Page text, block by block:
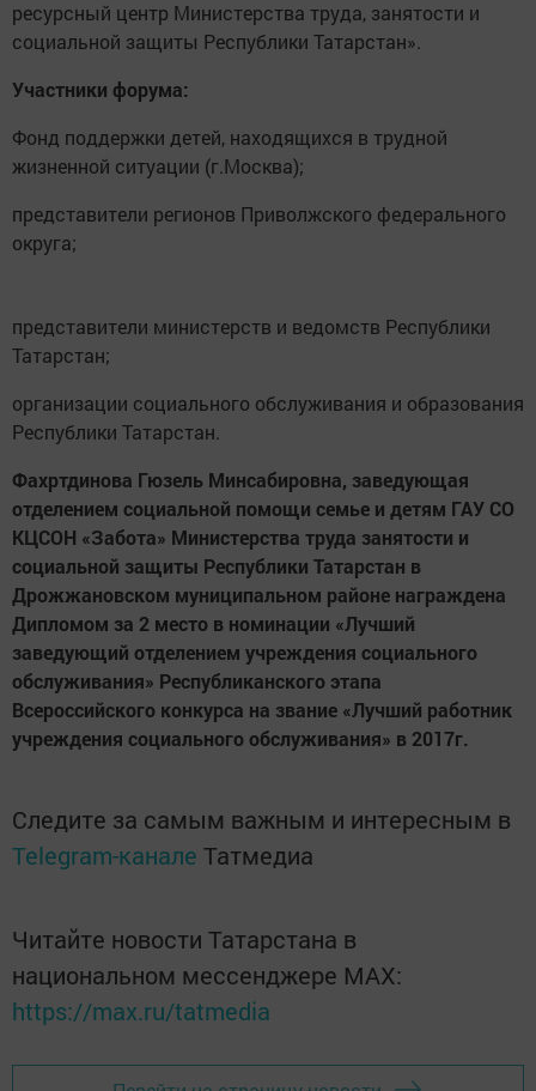
ресурсный центр Министерства труда, занятости и
социальной защиты Республики Татарстан».
Участники форума:
Фонд поддержки детей, находящихся в трудной
жизненной ситуации (г.Москва);
представители регионов Приволжского федерального
округа;
представители министерств и ведомств Республики
Татарстан;
организации социального обслуживания и образования
Республики Татарстан.
Фахртдинова Гюзель Минсабировна, заведующая
отделением социальной помощи семье и детям ГАУ СО
КЦСОН «Забота» Министерства труда занятости и
социальной защиты Республики Татарстан в
Дрожжановском муниципальном районе награждена
Дипломом за 2 место в номинации «Лучший
заведующий отделением учреждения социального
обслуживания» Республиканского этапа
Всероссийского конкурса на звание «Лучший работник
учреждения социального обслуживания» в 2017г.
Следите за самым важным и интересным в
Telegram-канале Татмедиа
Читайте новости Татарстана в
национальном мессенджере MАХ:
https://max.ru/tatmedia